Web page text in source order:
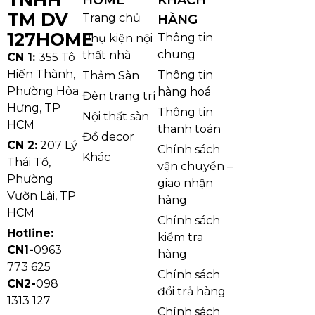
Ảnh cận Đèn Ốp Trần Pha Lê OPLH130
Chất liệu pha lê trang trí là điểm nhấn giúp OPLH130
tạo hiệu ứng ánh sáng đẹp hơn so với các mẫu đèn
ốp trần thông thường. Khi đèn bật sáng, ánh sáng
LED phản chiếu qua phần viền pha lê, giúp căn
phòng trông sạch sáng, ấm áp và sang trọng hơn. Hệ
LED 3 chế độ hỗ trợ người dùng thay đổi ánh sáng
linh hoạt theo từng nhu cầu như sinh hoạt, thư giãn
TM DV
127HOME
CN 1: 355 Tô
Hiến Thành,
Phường Hòa
Hưng, TP
HCM
CN 2: 207 Lý
Thái Tổ,
Phường
Vườn Lài, TP
HCM
Hotline:
CN1-0963
773 625
CN2-098
1313 127
Trang chủ
Phụ kiện nội
thất nhà
Thảm Sàn
Đèn trang trí
Nội thất sàn
Đồ decor
Khác
HÀNG
Thông tin
chung
Thông tin
hàng hoá
Thông tin
thanh toán
Chính sách
vận chuyển –
giao nhận
hàng
Chính sách
kiểm tra
hàng
Chính sách
đổi trả hàng
Chính sách